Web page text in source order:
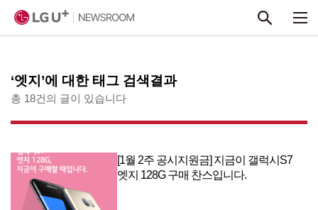
‘엣지’에 대한 태그 검색결과
총 18건의 글이 있습니다
[1월 2주 공시지원금] 지금이 갤럭시S7
엣지 128G 구매 찬스입니다.